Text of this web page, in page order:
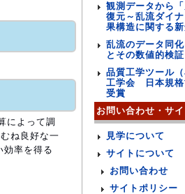
によって調
ね良好な一
率を得る
観測データから
復元～乱流ダイ
果構造に関する新
乱流のデータ同
とその数値的検証
品質工学ツール
工学会 日本規格
受賞
お問い合わせ・サ
見学について
サイトについて
お問い合わせ
サイトポリシー